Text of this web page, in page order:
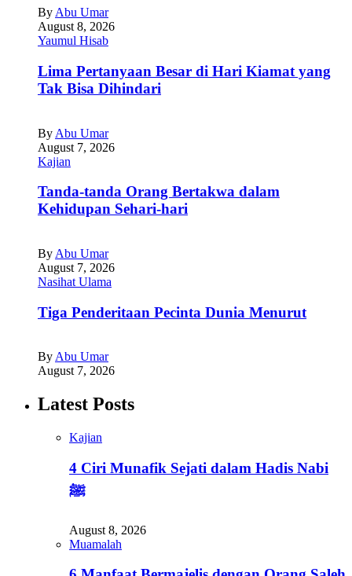
By Abu Umar
August 8, 2026
Yaumul Hisab
Lima Pertanyaan Besar di Hari Kiamat yang
Tak Bisa Dihindari
By Abu Umar
August 7, 2026
Kajian
Tanda-tanda Orang Bertakwa dalam
Kehidupan Sehari-hari
By Abu Umar
August 7, 2026
Nasihat Ulama
Tiga Penderitaan Pecinta Dunia Menurut
ByAbu Umar
August 7, 2026
Latest Posts
Kajian
4 Ciri Munafik Sejati dalam Hadis Nabi
ﷺ
August 8, 2026
Muamalah